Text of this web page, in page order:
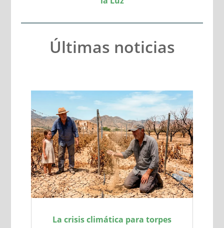
Últimas noticias
La crisis climática para torpes